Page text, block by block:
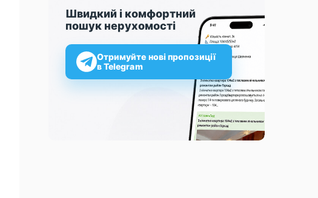
Швидкий і комфортний
пошук нерухомості
Отримуйте нові пропозиції
в Telegram